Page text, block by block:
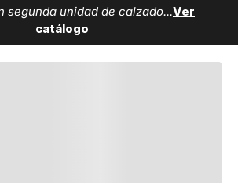
segunda unidad de calzado...Ver
catálogo